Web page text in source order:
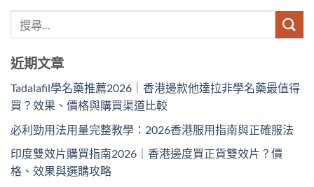
近期文章
Tadalafil學名藥推薦2026｜香港邊款他達拉非學名藥最值得
買？效果、價格與購買渠道比較
必利勁用法用量完整教學：2026香港服用指南與正確服法
印度雙效片購買指南2026｜香港邊度買正貨雙效片？價
格、效果與選購攻略